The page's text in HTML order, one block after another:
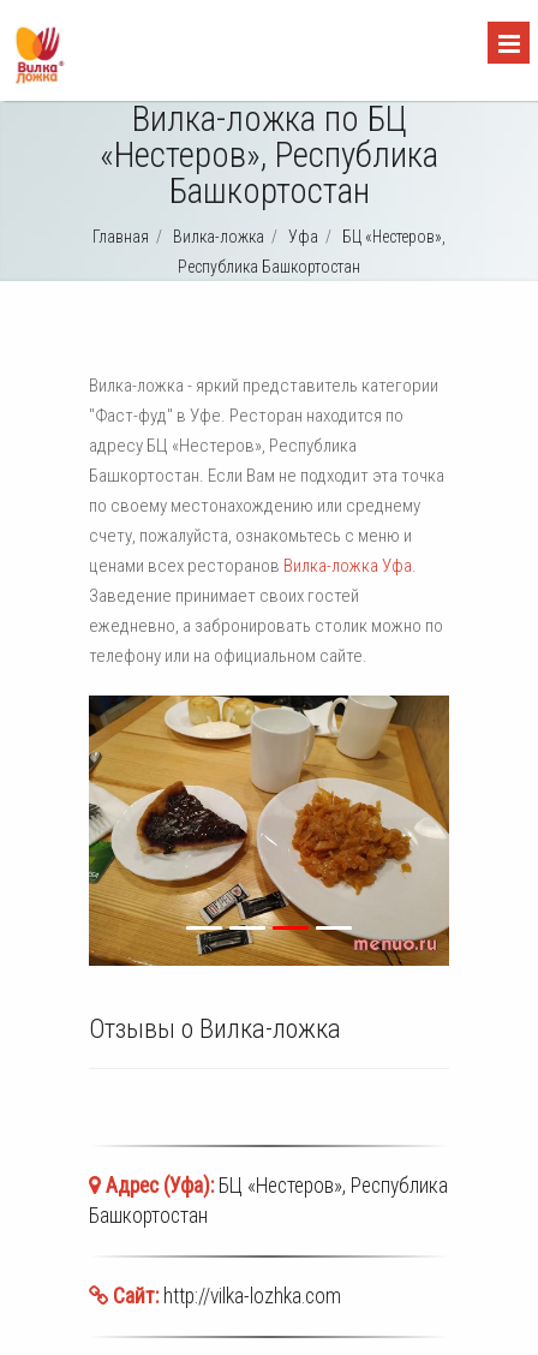
Вилка-ложка по БЦ
«Нестеров», Республика
Башкортостан
Главная / Вилка-ложка / Уфа /
БЦ «Нестеров»,
Республика Башкортостан
Вилка-ложка - яркий представитель категории
"Фаст-фуд" в Уфе. Ресторан находится по
адресу БЦ «Нестеров», Республика
Башкортостан. Если Вам не подходит эта точка
по своему местонахождению или среднему
счету, пожалуйста, ознакомьтесь с меню и
ценами всех ресторанов Вилка-ложка Уфа.
Заведение принимает своих гостей
ежедневно, а забронировать столик можно по
телефону или на официальном сайте.
Отзывы о Вилка-ложка
Адрес (Уфа): БЦ «Нестеров», Республика
Башкортостан
Сайт:http://vilka-lozhka.com